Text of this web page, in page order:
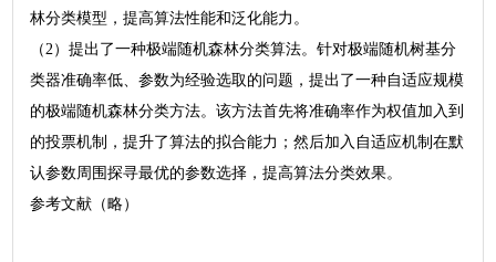
林分类模型，提高算法性能和泛化能力。
（2）提出了一种极端随机森林分类算法。针对极端随机树基分
类器准确率低、参数为经验选取的问题，提出了一种自适应规模
的极端随机森林分类方法。该方法首先将准确率作为权值加入到
的投票机制，提升了算法的拟合能力；然后加入自适应机制在默
认参数周围探寻最优的参数选择，提高算法分类效果。
参考文献（略）